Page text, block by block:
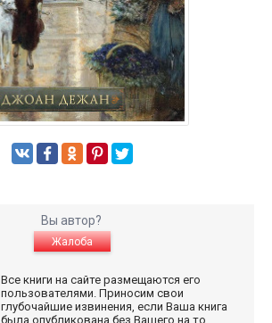
Вы автор?
Жалоба
Все книги на сайте размещаются его
пользователями. Приносим свои
глубочайшие извинения, если Ваша книга
была опубликована без Вашего на то